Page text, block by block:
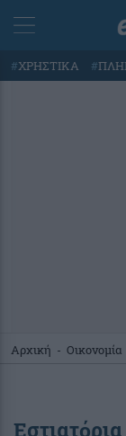
#ΧΡΗΣΤΙΚΑ #
Αρχική - Οικονομία